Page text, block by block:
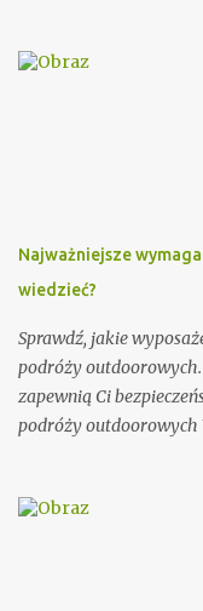
zaproszenia dla
zapraszany. Dobrze
zakończenia
będzie jego obecność.
temat planowanego
zaproszenie: Szanowny
Najważniejsze
wiedzieć?
Sprawdź, jakie
podróży
zapewnią Ci
podróży outdoorowych
Niezawodny namiot,